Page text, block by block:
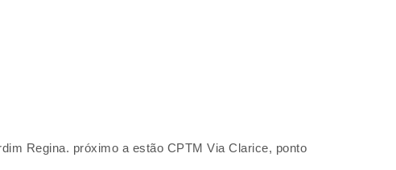
Regina. próximo a estão CPTM Via Clarice, ponto